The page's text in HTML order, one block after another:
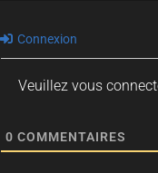
Connexion
Veuillez vous
0 COMMENTAIRES